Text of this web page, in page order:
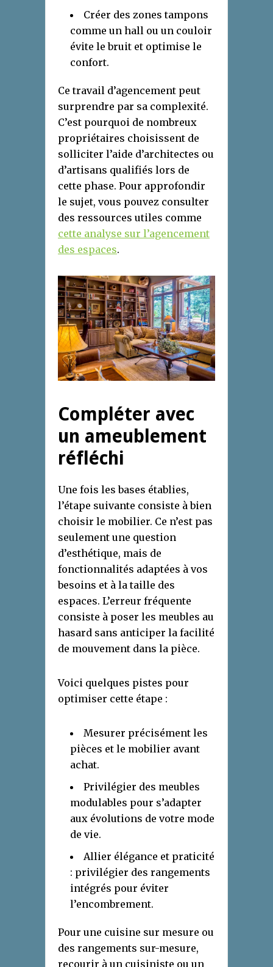
Créer des zones tampons
comme un hall ou un couloir
évite le bruit et optimise le
confort.
Ce travail d’agencement peut
surprendre par sa complexité.
C’est pourquoi de nombreux
propriétaires choisissent de
solliciter l’aide d’architectes ou
d’artisans qualifiés lors de
cette phase. Pour approfondir
le sujet, vous pouvez consulter
des ressources utiles comme
cette analyse sur l’agencement
des espaces.
Compléter avec
un ameublement
réfléchi
Une fois les bases établies,
l’étape suivante consiste à bien
choisir le mobilier. Ce n’est pas
seulement une question
d’esthétique, mais de
fonctionnalités adaptées à vos
besoins et à la taille des
espaces. L’erreur fréquente
consiste à poser les meubles au
hasard sans anticiper la facilité
de mouvement dans la pièce.
Voici quelques pistes pour
optimiser cette étape :
Mesurer précisément les
pièces et le mobilier avant
achat.
Privilégier des meubles
modulables pour s’adapter
aux évolutions de votre mode
de vie.
Allier élégance et praticité
: privilégier des rangements
intégrés pour éviter
l’encombrement.
Pour une cuisine sur mesure ou
des rangements sur-mesure,
recourir à un cuisiniste ou un